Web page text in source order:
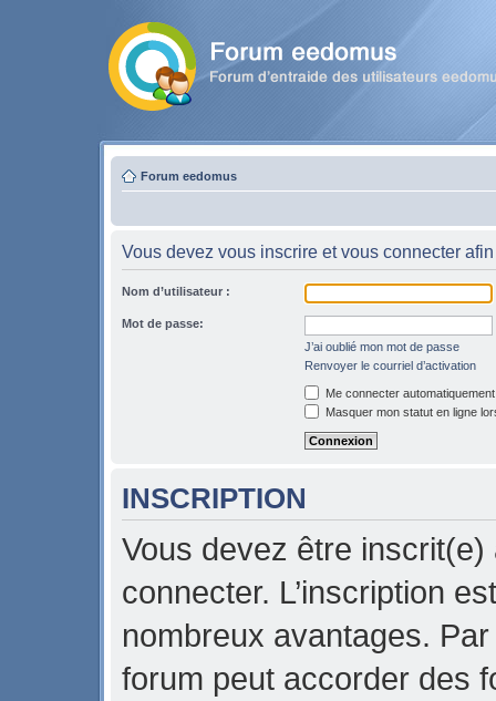
Forum eedomus
Vous devez vous inscrire et vous connecter
Nom d’utilisateur :
Mot de passe:
J’ai oublié mon mot de passe
Renvoyer le courriel d’activation
Me connecter
Masquer mon statut en ligne
INSCRIPTION
Vous devez être
connecter. L’inscription
nombreux avantages.
forum peut accorder des